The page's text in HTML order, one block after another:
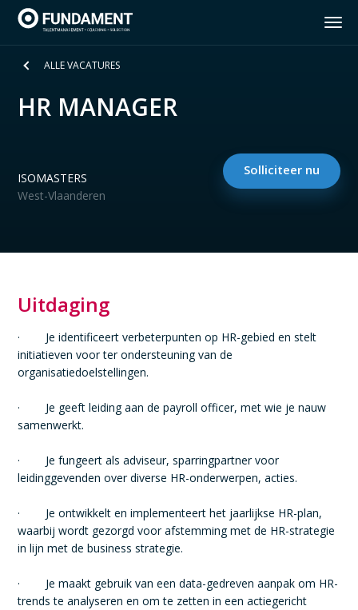
Diensten
Insights Discovery
Over Fundament
NL FR EN
ALLE VACATURES
HR MANAGER
ISOMASTERS
West-Vlaanderen
Solliciteer nu
Uitdaging
· Je identificeert verbeterpunten op HR-gebied en stelt
initiatieven voor ter ondersteuning van de
organisatiedoelstellingen.
· Je geeft leiding aan de payroll officer, met wie je nauw
samenwerkt.
· Je fungeert als adviseur, sparringpartner voor
leidinggevenden over diverse HR-onderwerpen, acties.
· Je ontwikkelt en implementeert het jaarlijkse HR-plan,
waarbij wordt gezorgd voor afstemming met de HR-strategie
in lijn met de business strategie.
· Je maakt gebruik van een data-gedreven aanpak om HR-
trends te analyseren en om te zetten in een actiegericht